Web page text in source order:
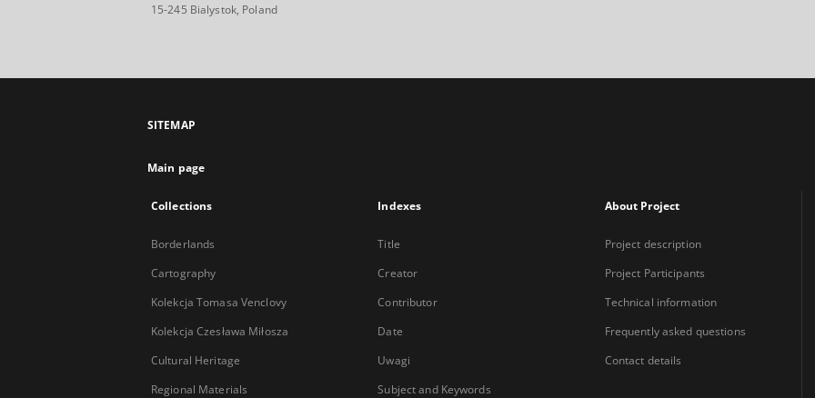
15-245 Bialystok, Poland
SITEMAP
Main page
Collections
Borderlands
Cartography
Kolekcja Tomasa Venclovy
Kolekcja Czesława Miłosza
Cultural Heritage
Regional Materials
Indexes
Title
Creator
Contributor
Date
Uwagi
Subject and Keywords
About Project
Project description
Project Participants
Technical information
Frequently asked questions
Contact details